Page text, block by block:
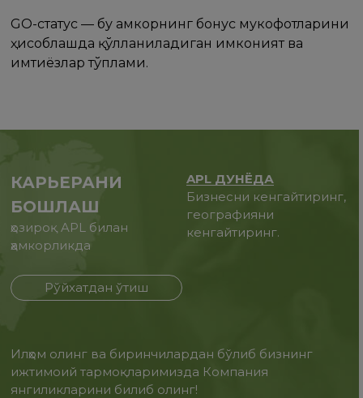
GO-статус — бу Ҳамкорнинг бонус мукофотларини
ҳисоблашда қўлланиладиган имконият ва
имтиёзлар тўплами.
КАРЬЕРАНИ
БОШЛАШ
ҳозироқ APL билан
ҳамкорликда
Рўйхатдан ўтиш
APL ДУНЁДА
Бизнесни кенгайтиринг,
географияни
кенгайтиринг.
Илҳом олинг ва биринчилардан бўлиб бизнинг
ижтимоий тармоқларимизда Компания
янгиликларини билиб олинг!